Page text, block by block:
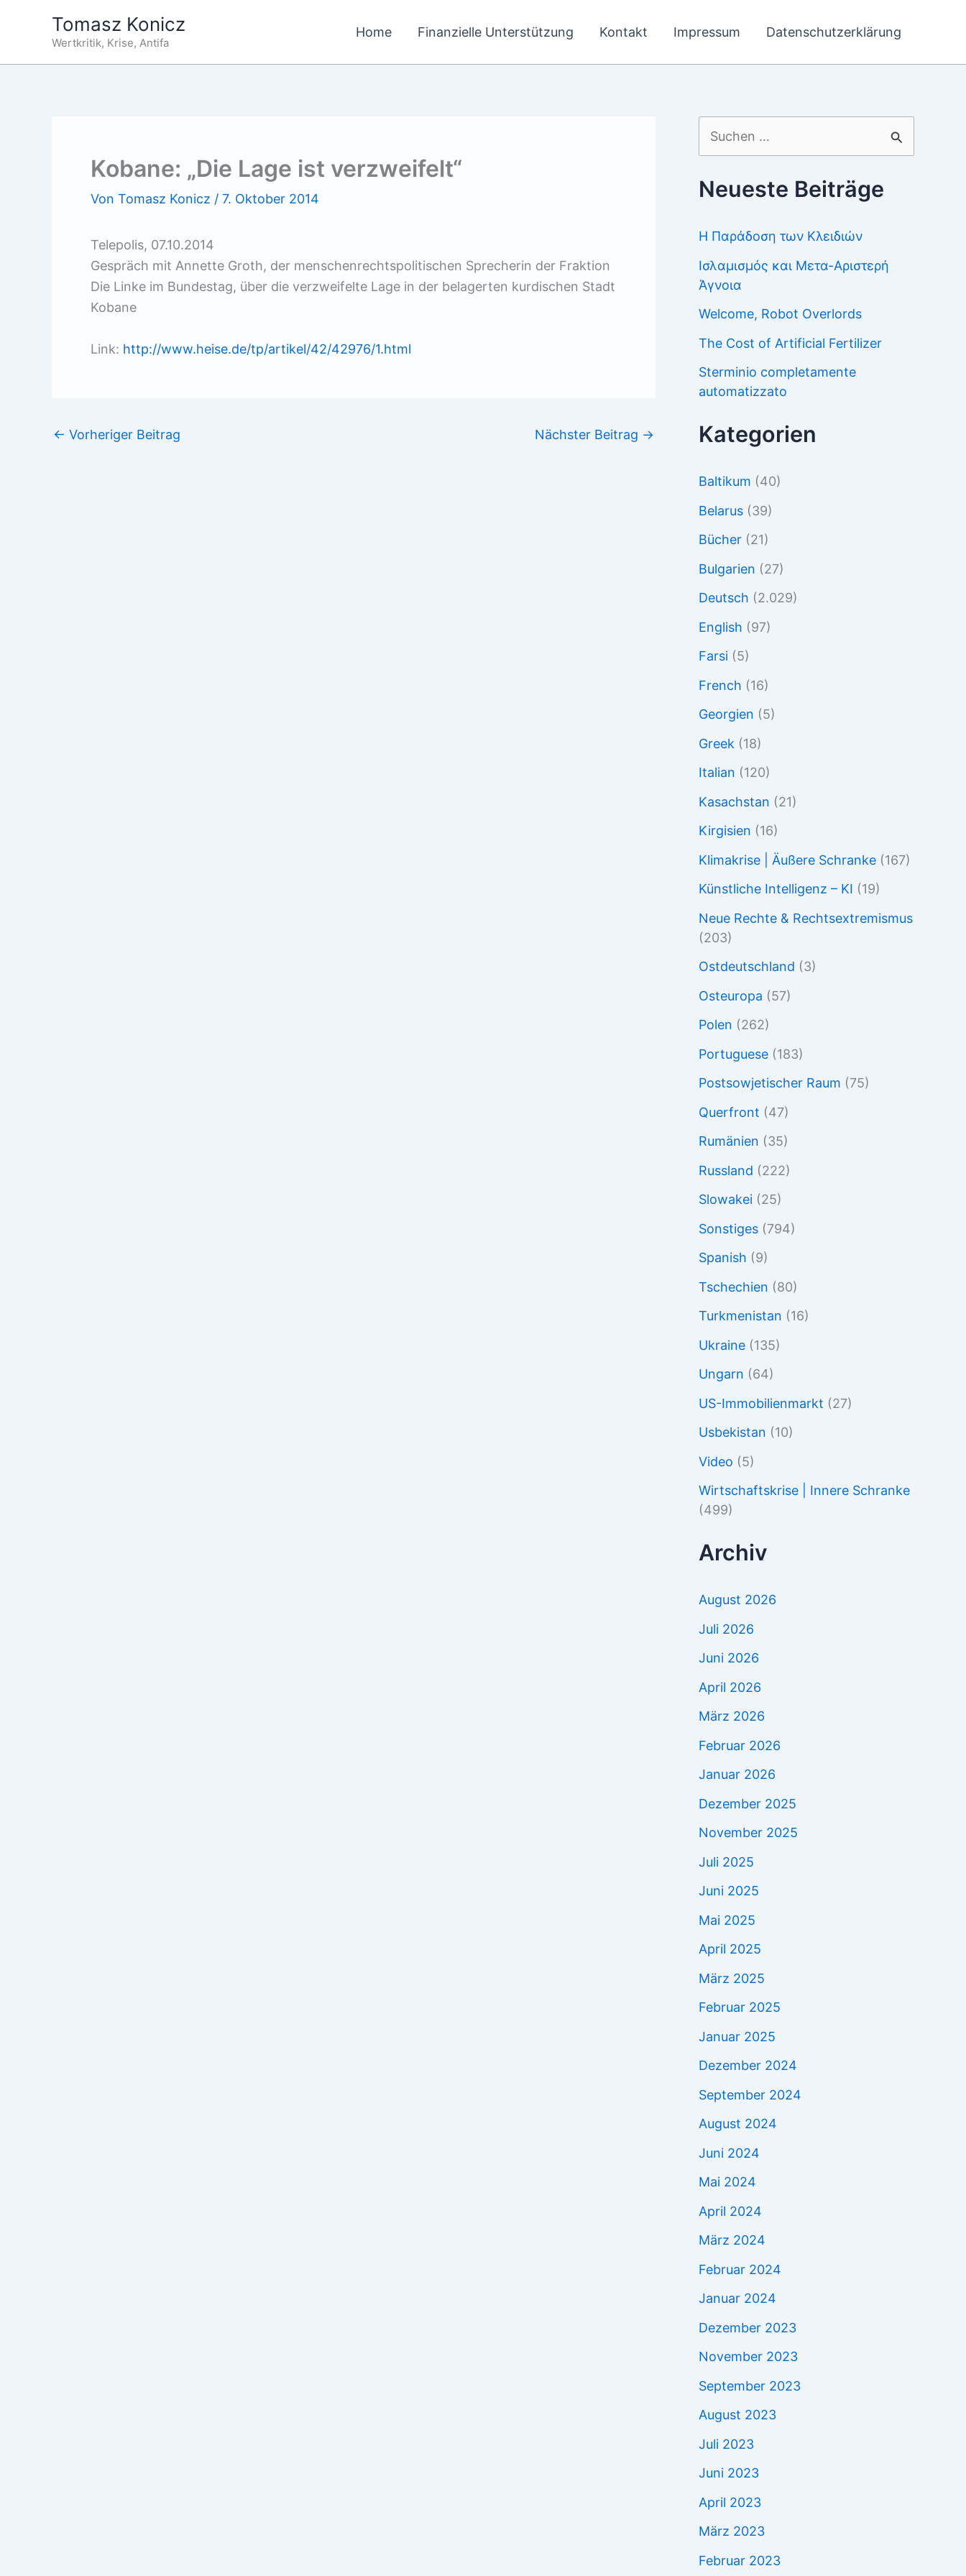
Tomasz Konicz
Wertkritik, Krise, Antifa
Home Finanzielle Unterstützung Kontakt Impressum Datenschutzerklärung
Kobane: „Die Lage ist verzweifelt“
Von Tomasz Konicz / 7. Oktober 2014
Telepolis, 07.10.2014
Gespräch mit Annette Groth, der menschenrechtspolitischen Sprecherin der Fraktion
Die Linke im Bundestag, über die verzweifelte Lage in der belagerten kurdischen Stadt
Kobane
Link: http://www.heise.de/tp/artikel/42/42976/1.html
← Vorheriger Beitrag Nächster Beitrag →
Suchen
nach:
Neueste Beiträge
Η Παράδοση των Κλειδιών
Ισλαμισμός και Μετα-Αριστερή
Άγνοια
Welcome, Robot Overlords
The Cost of Artificial Fertilizer
Sterminio completamente
automatizzato
Kategorien
Baltikum (40)
Belarus (39)
Bücher (21)
Bulgarien (27)
Deutsch (2.029)
English (97)
Farsi (5)
French (16)
Georgien (5)
Greek (18)
Italian (120)
Kasachstan (21)
Kirgisien (16)
Klimakrise | Äußere Schranke (167)
Künstliche Intelligenz – KI (19)
Neue Rechte & Rechtsextremismus
(203)
Ostdeutschland (3)
Osteuropa (57)
Polen (262)
Portuguese (183)
Postsowjetischer Raum (75)
Querfront (47)
Rumänien (35)
Russland (222)
Slowakei (25)
Sonstiges (794)
Spanish (9)
Tschechien (80)
Turkmenistan (16)
Ukraine (135)
Ungarn (64)
US-Immobilienmarkt (27)
Usbekistan (10)
Video (5)
Wirtschaftskrise | Innere Schranke
(499)
Archiv
August 2026
Juli 2026
Juni 2026
April 2026
März 2026
Februar 2026
Januar 2026
Dezember 2025
November 2025
Juli 2025
Juni 2025
Mai 2025
April 2025
März 2025
Februar 2025
Januar 2025
Dezember 2024
September 2024
August 2024
Juni 2024
Mai 2024
April 2024
März 2024
Februar 2024
Januar 2024
Dezember 2023
November 2023
September 2023
August 2023
Juli 2023
Juni 2023
April 2023
März 2023
Februar 2023